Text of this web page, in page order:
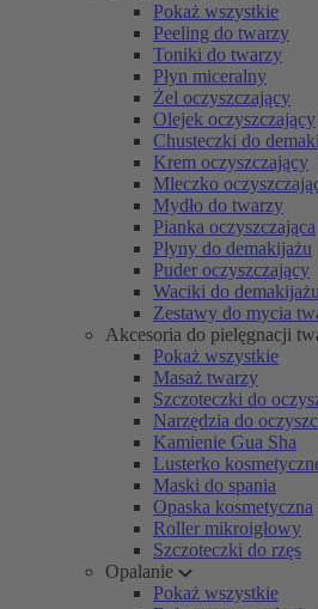
Pokaż wszystkie
Peeling do twarzy
Toniki do twarzy
Płyn miceralny
Żel oczyszczający
Olejek oczyszczający
Chusteczki do
Krem oczyszczający
Mleczko
Mydło do twarzy
Pianka oczyszczająca
Płyny do demakijażu
Puder oczyszczający
Waciki do demakijażu
Zestawy do mycia
Akcesoria do pielęgnacji
Pokaż wszystkie
Masaż twarzy
Szczoteczki do
Narzędzia do
Kamienie Gua Sha
Lusterko
Maski do spania
Opaska kosmetyczna
Roller mikroigłowy
Szczoteczki do rzęs
Opalanie
Pokaż wszystkie